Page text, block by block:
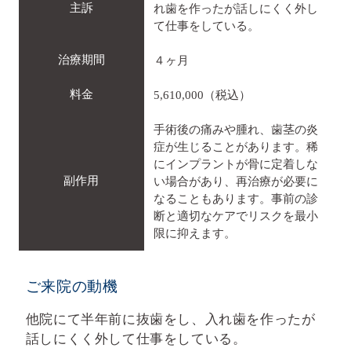
主訴
れ歯を作ったが話しにくく外し
て仕事をしている。
治療期間 ４ヶ月
料金 5,610,000（税込）
副作用
手術後の痛みや腫れ、歯茎の炎
症が生じることがあります。稀
にインプラントが骨に定着しな
い場合があり、再治療が必要に
なることもあります。事前の診
断と適切なケアでリスクを最小
限に抑えます。
ご来院の動機
他院にて半年前に抜歯をし、入れ歯を作ったが
話しにくく外して仕事をしている。